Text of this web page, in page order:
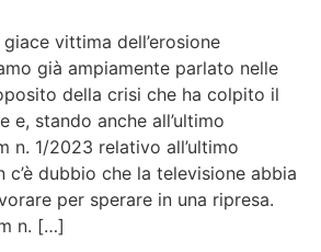
vittima dell’erosione
già ampiamente parlato nelle
della crisi che ha colpito il
e, stando anche all’ultimo
n. 1/2023 relativo all’ultimo
dubbio che la televisione abbia
per sperare in una ripresa.
n. […]